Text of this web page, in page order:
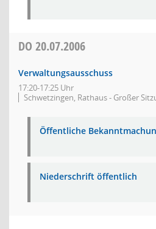
DO 20.07.2006
Verwaltungsausschuss
17:20-17:25 Uhr
Schwetzingen, Rathaus - Großer
Öffentliche
Niederschrift öffentlich